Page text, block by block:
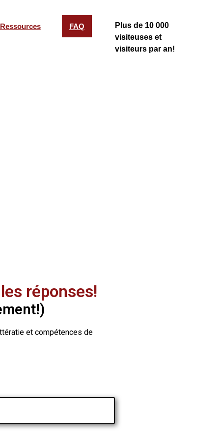
Ressources FAQ
Plus de 10 000
visiteuses et
visiteurs par an!
réponses!
et compétences de